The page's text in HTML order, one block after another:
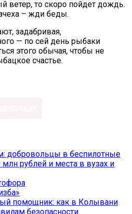
ветер, то скоро пойдет дождь.
– жди беды.
задабривая,
— по сей день рыбаки
этого обычая, чтобы не
счастье.
добровольцы в беспилотные
млн рублей и места в вузах и
помощник: как в Колывани
безопасности